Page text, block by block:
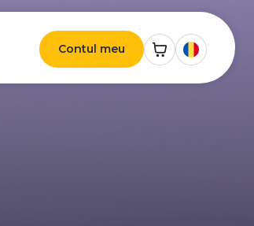
Contul meu